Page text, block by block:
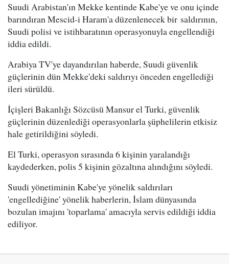
Suudi Arabistan'ın Mekke kentinde Kabe'ye ve onu içinde
barındıran Mescid-i Haram'a düzenlenecek bir saldırının,
Suudi polisi ve istihbaratının operasyonuyla engellendiği
iddia edildi.
Arabiya TV'ye dayandırılan haberde, Suudi güvenlik
güçlerinin dün Mekke'deki saldırıyı önceden engellediği
ileri sürüldü.
İçişleri Bakanlığı Sözcüsü Mansur el Turki, güvenlik
güçlerinin düzenlediği operasyonlarla şüphelilerin etkisiz
hale getirildiğini söyledi.
El Turki, operasyon sırasında 6 kişinin yaralandığı
kaydederken, polis 5 kişinin gözaltına alındığını söyledi.
Suudi yönetiminin Kabe'ye yönelik saldırıları
'engellediğine' yönelik haberlerin, İslam dünyasında
bozulan imajını 'toparlama' amacıyla servis edildiği iddia
ediliyor.